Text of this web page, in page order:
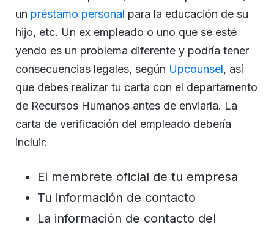
un préstamo personal para la educación de su
hijo, etc. Un ex empleado o uno que se esté
yendo es un problema diferente y podría tener
consecuencias legales, según Upcounsel, así
que debes realizar tu carta con el departamento
de Recursos Humanos antes de enviarla. La
carta de verificación del empleado debería
incluir:
El membrete oficial de tu empresa
Tu información de contacto
La información de contacto del